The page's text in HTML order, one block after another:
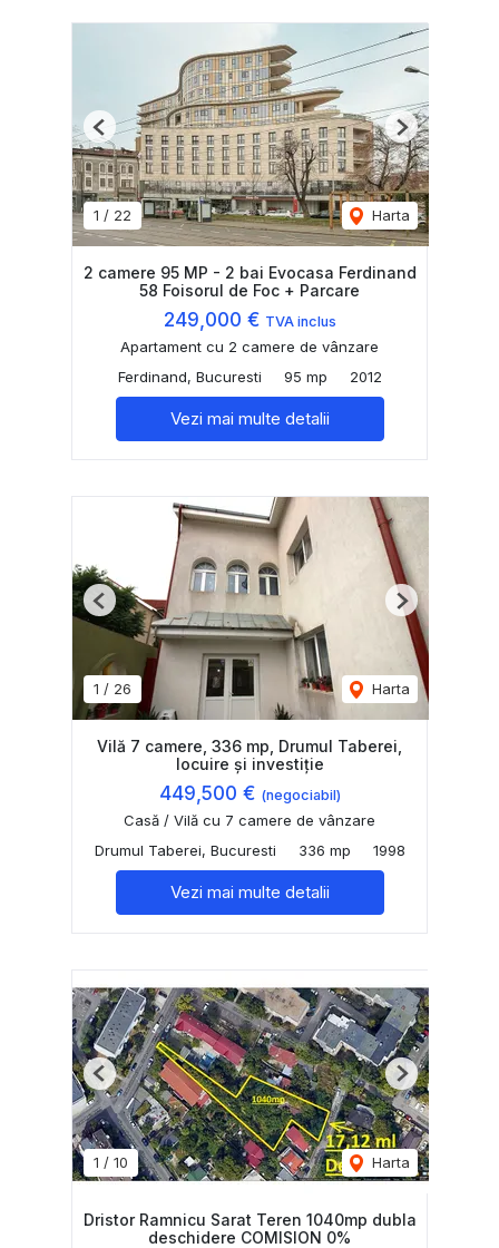
1 / 22 Harta
Previous Next
2 camere 95 MP - 2 bai Evocasa Ferdinand
58 Foisorul de Foc + Parcare
249,000 € TVA inclus
Apartament cu 2 camere de vânzare
Ferdinand, Bucuresti
95 mp 2012
Vezi mai multe detalii
1 / 26 Harta
Previous Next
Vilă 7 camere, 336 mp, Drumul Taberei,
locuire și investiție
449,500 € (negociabil)
Casă / Vilă cu 7 camere de vânzare
Drumul Taberei, Bucuresti
336 mp 1998
Vezi mai multe detalii
1 / 10 Harta
Previous Next
Dristor Ramnicu Sarat Teren 1040mp dubla
deschidere COMISION 0%